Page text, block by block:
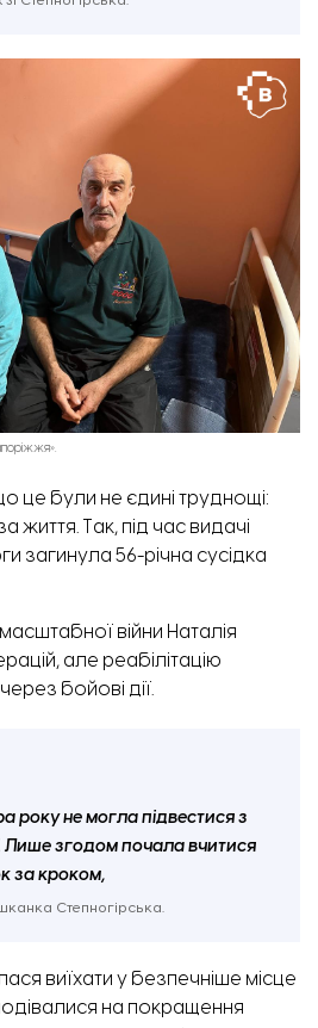
це були не єдині труднощі:
життя. Так, під час видачі
загинула 56-річна сусідка
війни Наталія
але реабілітацію
бойові дії.
року не могла підвестися з
Лише згодом почала вчитися
за кроком,
Степногірська.
виїхати у безпечніше місце
на покращення